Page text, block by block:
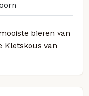
bieren van
Kletskous van